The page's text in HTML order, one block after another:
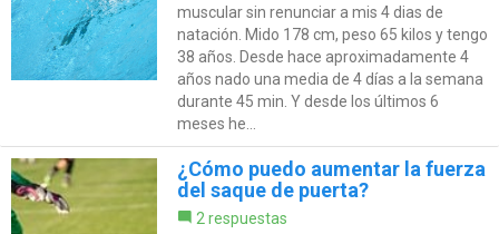
muscular sin renunciar a mis 4 dias de
natación. Mido 178 cm, peso 65 kilos y tengo
38 años. Desde hace aproximadamente 4
años nado una media de 4 días a la semana
durante 45 min. Y desde los últimos 6
meses he...
¿Cómo puedo aumentar la fuerza
del saque de puerta?
2 respuestas